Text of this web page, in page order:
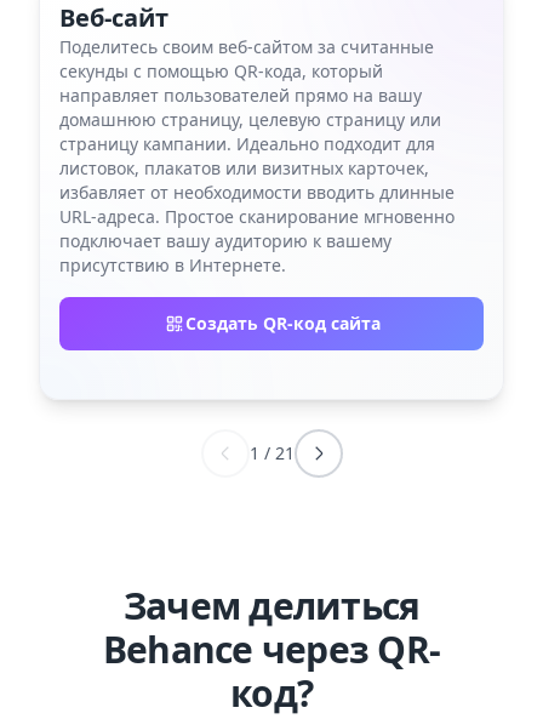
Веб-сайт
Поделитесь своим веб-сайтом за считанные
секунды с помощью QR-кода, который
направляет пользователей прямо на вашу
домашнюю страницу, целевую страницу или
страницу кампании. Идеально подходит для
листовок, плакатов или визитных карточек,
избавляет от необходимости вводить длинные
URL-адреса. Простое сканирование мгновенно
подключает вашу аудиторию к вашему
присутствию в Интернете.
Создать QR-код сайта
1 / 21
Зачем делиться
Behance через QR-
код?